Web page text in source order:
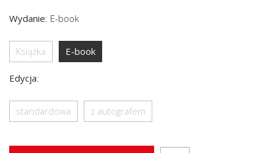
Wydanie: E-book
Książka E-book
Edycja:
standardowa z autografem